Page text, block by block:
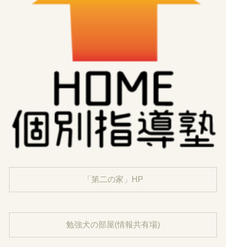
「第二の家」HP
勉強犬の部屋(情報共有場)